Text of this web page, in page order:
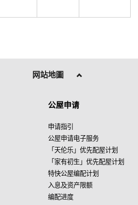
网站地圖
公屋申请
申请指引
公屋申请电子服务
「天伦乐」优先配屋计划
「家有初生」优先配屋计划
特快公屋编配计划
入息及资产限额
编配进度